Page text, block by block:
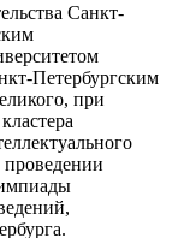
Санкт-
Петербургским
при